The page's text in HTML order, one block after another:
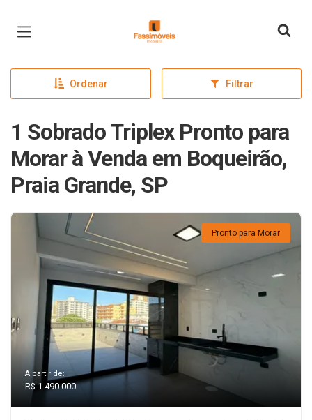
Página inicial
Ordenar Filtrar
1 Sobrado Triplex Pronto para
Morar à Venda em Boqueirão,
Praia Grande, SP
Pronto para Morar
A partir de:
R$ 1.490.000